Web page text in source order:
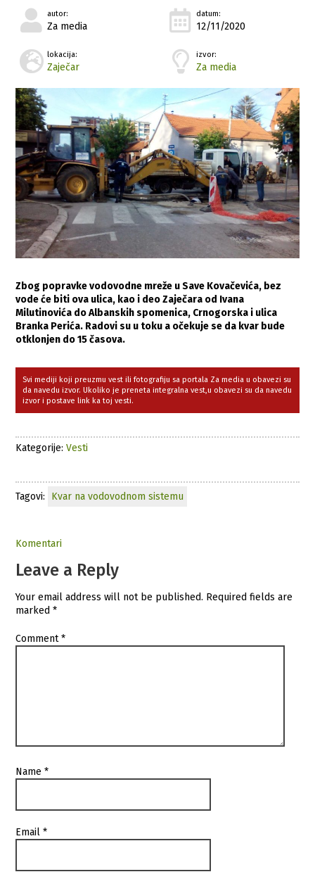
autor:
Za media
datum:
12/11/2020
lokacija:
Zaječar
izvor:
Za media
Zbog popravke vodovodne mreže u Save Kovačevića, bez
vode će biti ova ulica, kao i deo Zaječara od Ivana
Milutinovića do Albanskih spomenica, Crnogorska i ulica
Branka Perića. Radovi su u toku a očekuje se da kvar bude
otklonjen do 15 časova.
Svi mediji koji preuzmu vest ili fotografiju sa portala Za media u obavezi su
da navedu izvor. Ukoliko je preneta integralna vest,u obavezi su da navedu
izvor i postave link ka toj vesti.
Kategorije:Vesti
Tagovi: Kvar na vodovodnom sistemu
Komentari
Leave a Reply
Your email address will not be published. Required fields are
marked*
Comment*
Name*
Email*